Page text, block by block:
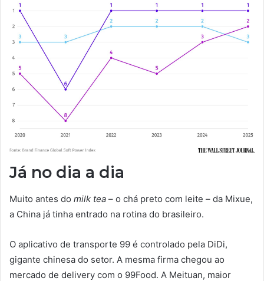
Já no dia a dia
Muito antes do milk tea – o chá preto com leite – da Mixue,
a China já tinha entrado na rotina do brasileiro.
O aplicativo de transporte 99 é controlado pela DiDi,
gigante chinesa do setor. A mesma firma chegou ao
mercado de delivery com o 99Food. A Meituan, maior